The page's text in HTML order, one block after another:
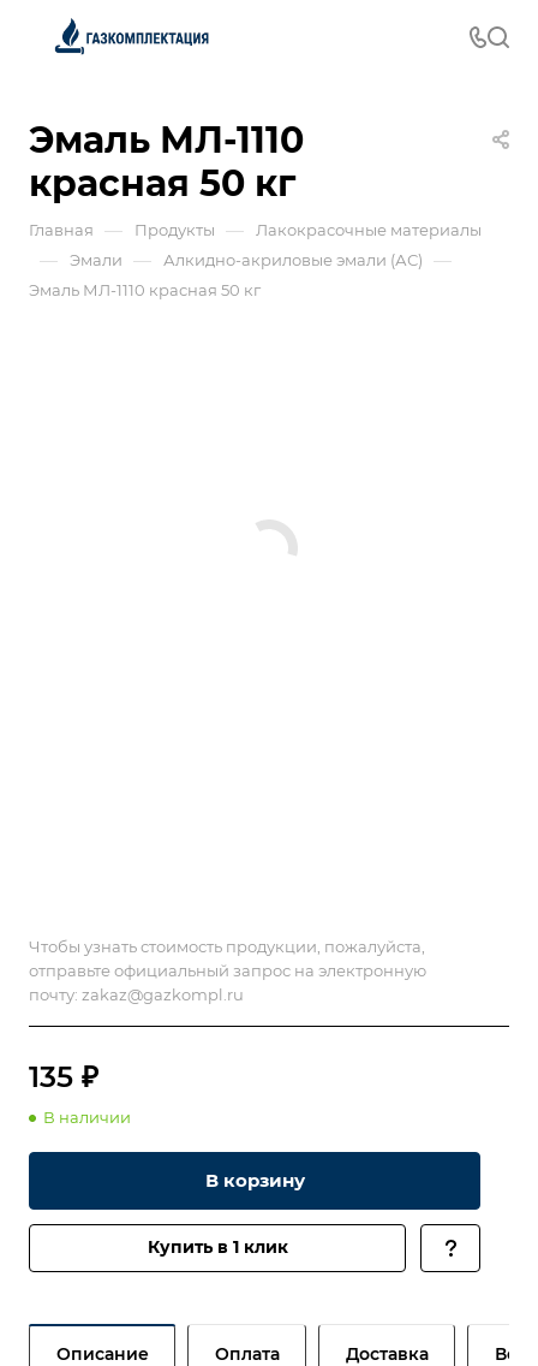
Эмаль МЛ-1110
красная 50 кг
Главная — Продукты — Лакокрасочные материалы
— Эмали — Алкидно-акриловые эмали (АС) —
Эмаль МЛ-1110 красная 50 кг
Чтобы узнать стоимость продукции, пожалуйста,
отправьте официальный запрос на электронную
почту: zakaz@gazkompl.ru
135 ₽
В наличии
В корзину
Купить в 1 клик
Описание Оплата Доставка